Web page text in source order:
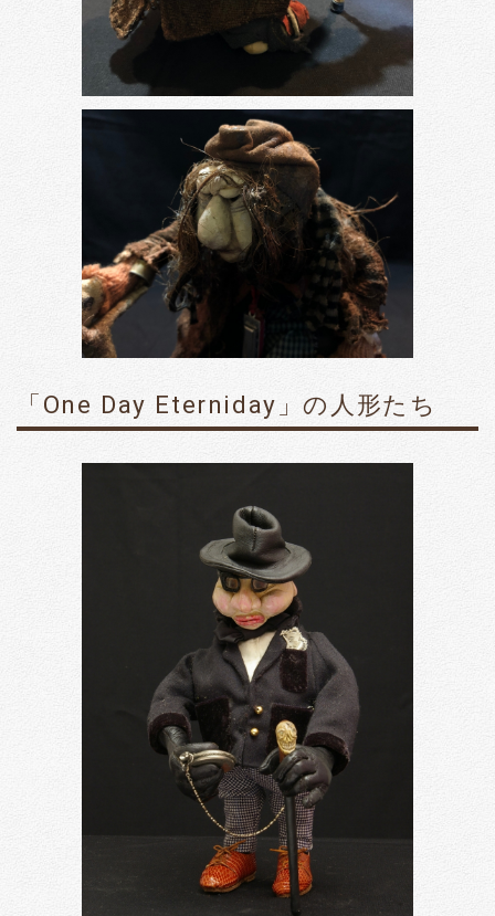
「One Day Eterniday」の人形たち